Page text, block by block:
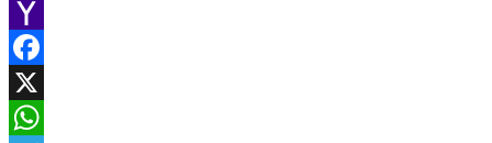
Gmail
Yahoo
Mail
Facebook
X